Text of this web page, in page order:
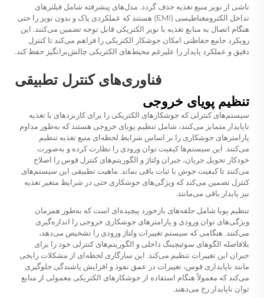
ناشی از نویز منبع تغذیه حذف گردد. مدل‌های پیشرفته شامل فیلترهای
تداخل الکترومغناطیسی (EMI) هستند که عملکردی پاک و بدون نویز را حتی
هنگام اتصال به منابع تغذیه با نویز الکتریکی قابل توجه تضمین می‌کنند. این
رویکرد جامع حفاظتی امکان جوشکار الکتریکی را فراهم می‌کند تا کنترل
دقیق و عملکرد پایدار را علیرغم محیط‌های الکتریکی چالش‌برانگیز حفظ کند.
فناوری‌های کنترل تطبیقی
تنظیم پویای خروجی
سیستم‌های کنترلی که جوشکارهای الکتریکی را برای کاربردهای با تغذیه
ناپایدار متمایز می‌کنند، شامل تنظیم پویای خروجی هستند که به‌طور مداوم
پارامترهای جوشکاری را بر اساس شرایط لحظه‌ای منبع تغذیه تنظیم
می‌کنند. این سیستم‌ها کیفیت توان ورودی را نظارت کرده و به‌صورت
خودکار تحویل جریان، جبران ولتاژ و الگوریتم‌های کنترل قوس را اصلاح
می‌کنند تا کیفیت جوش با ثبات باقی بماند. ماهیت تطبیقی این سیستم‌های
کنترل تضمین می‌کند که ویژگی‌های جوشکاری حتی در شرایط متغیر تغذیه
نیز پایدار باقی می‌مانند.
تنظیم پویا شامل حلقه‌های بازخورد پیچیده‌ای است که به‌طور همزمان
ویژگی‌های توان ورودی و پارامترهای جوشکاری خروجی را اندازه‌گیری
می‌کنند. هنگامی که سیستم تغییرات ولتاژ ورودی را تشخیص می‌دهد،
بلافاصله الگوهای سوئیچینگ داخلی و الگوریتم‌های کنترلی خود را برای
جبران این تغییرات تنظیم می‌کند. این سازگاری لحظه‌ای از مشکلات رایجی
مانند ناپایداری قوس، تغییرات در عمق نفوذ و افزایش پاشندگی جلوگیری
می‌کند که معمولاً هنگام استفاده از جوشکارهای الکتریکی معمولی از منابع
توان ناپایدار رخ می‌دهند.